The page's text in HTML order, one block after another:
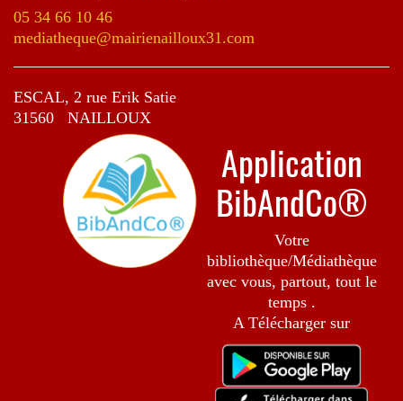
05 34 66 10 46
mediatheque@mairienailloux31.com
ESCAL, 2 rue Erik Satie
31560 NAILLOUX
Application
BibAndCo®
Votre
bibliothèque/Médiathèque
avec vous, partout, tout le
temps .
A Télécharger sur